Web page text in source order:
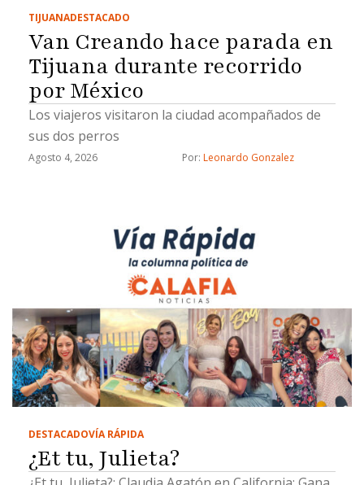
TIJUANADESTACADO
Van Creando hace parada en
Tijuana durante recorrido
por México
Los viajeros visitaron la ciudad acompañados de
sus dos perros
Agosto 4, 2026 Por: Leonardo Gonzalez
DESTACADOVÍA RÁPIDA
¿Et tu, Julieta?